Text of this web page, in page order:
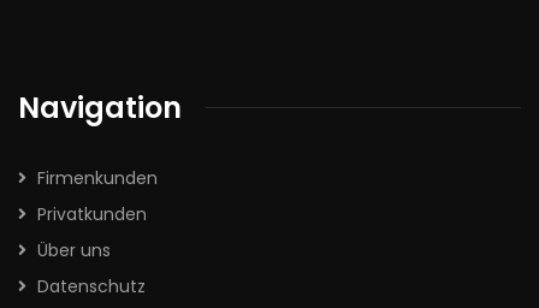
Navigation
Firmenkunden
Privatkunden
Über uns
Datenschutz